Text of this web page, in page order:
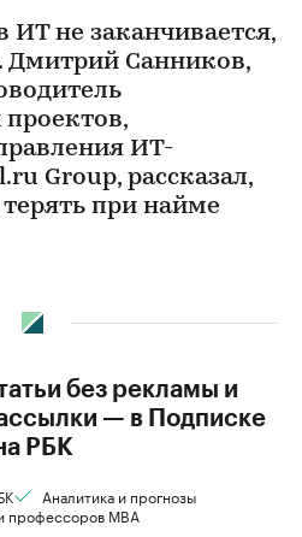
ИТ не заканчивается,
Дмитрий Санников,
проектов,
ИТ-
Group, рассказал,
при найме
без рекламы и
— в Подписке
РБК
Аналитика и прогнозы
профессоров MBA